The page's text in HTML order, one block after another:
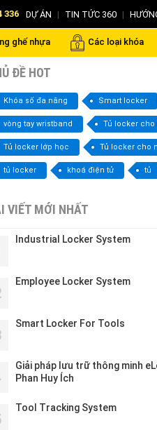
336 DỰ ÁN | TIN TỨC 360 |
ghế nhựa Các loại khóa
ĐỀ HOT
Khóa số đa năng Smart locker
vòng tay wristband Tủ locker cho
Tủ locker lớp học Tủ locker cho
tủ locker khoá điện tử tủ
VIẾT MỚI NHẤT
Industrial Locker System
Employee Locker System
Smart Locker For Tools
Giải pháp lưu trữ thông minh
Phan Huy Ích
Tool Tracking System